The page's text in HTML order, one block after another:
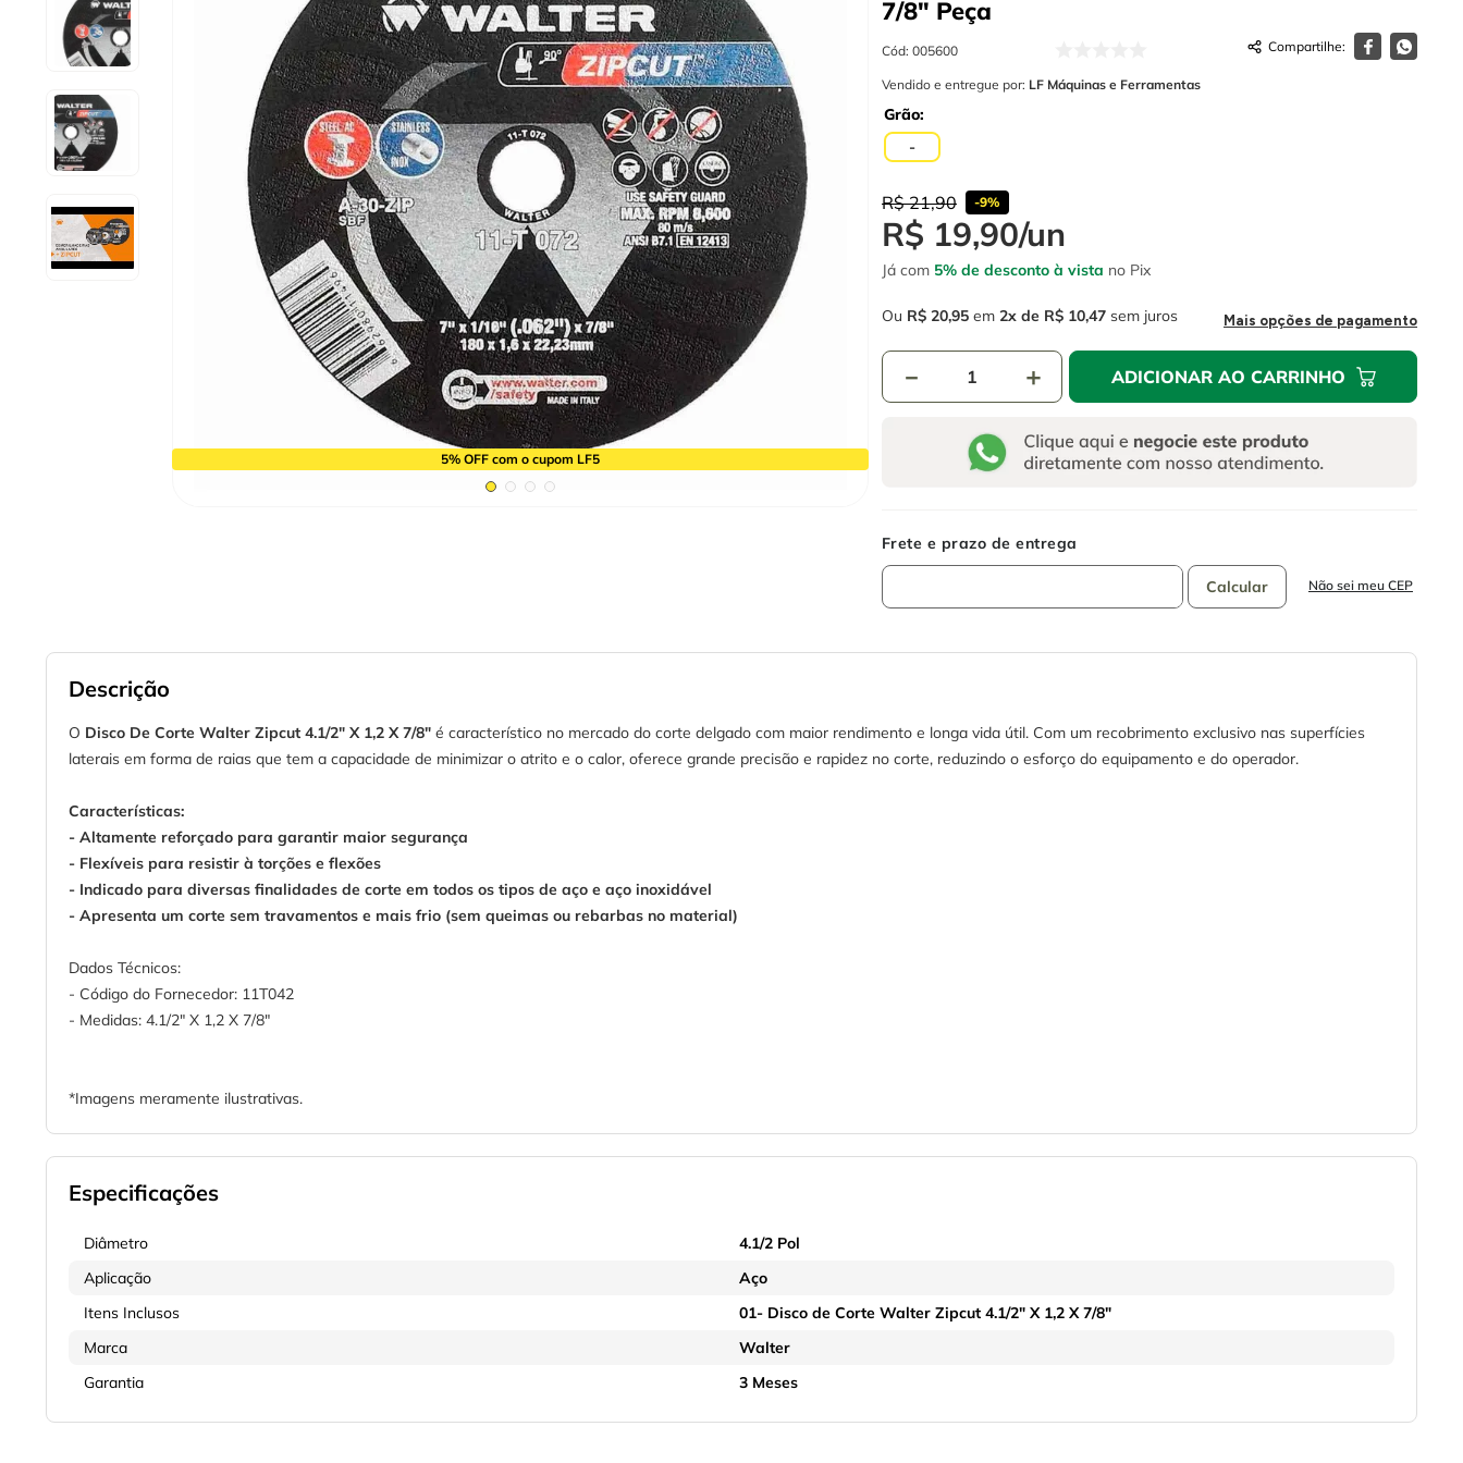
5% OFF com o cupom LF5
7/8" Peça
Cód: 005600
Vendido e entregue por: LF Máquinas e Ferramentas
Grão
-
R$ 21,90 -9%
R$ 19,90/un
Já com 5% de desconto à vista no Pix
Ou R$ 20,95 em 2 R$ 10,47 sem juros Mais opções de pagamento
＋
－ ADICIONAR AO CARRINHO
Não sei meu CEP
Descrição
O Disco De Corte Walter Zipcut 4.1/2" X 1,2 X 7/8" é característico no mercado do corte delgado com maior rendimento e longa vida útil. Com um recobrimento exclusivo nas superfícies
laterais em forma de raias que tem a capacidade de minimizar o atrito e o calor, oferece grande precisão e rapidez no corte, reduzindo o esforço do equipamento e do operador.
Características:
- Altamente reforçado para garantir maior segurança
- Flexíveis para resistir à torções e flexões
- Indicado para diversas finalidades de corte em todos os tipos de aço e aço inoxidável
- Apresenta um corte sem travamentos e mais frio (sem queimas ou rebarbas no material)
Dados Técnicos:
- Código do Fornecedor: 11T042
- Medidas: 4.1/2" X 1,2 X 7/8"
*Imagens meramente ilustrativas.
Especificações
Diâmetro
4.1/2 Pol
Aplicação
Aço
Itens Inclusos
01- Disco de Corte Walter Zipcut 4.1/2" X 1,2 X 7/8"
Marca
Walter
Garantia
3 Meses
chave impacto